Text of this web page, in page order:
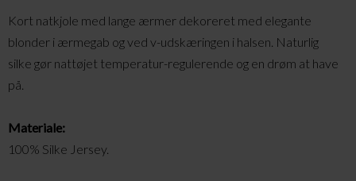
Kort natkjole med lange ærmer dekoreret med elegante
blonder i ærmegab og ved v-udskæringen i halsen. Naturlig
silke gør nattøjet temperatur-regulerende og en drøm at have
på.
Materiale:
100% Silke Jersey.